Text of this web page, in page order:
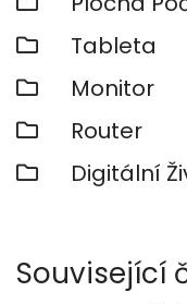
Tableta
Monitor
Router
Digitální
Související